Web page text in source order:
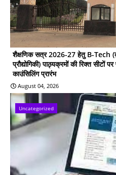
शैक्षणिक सत्र 2026-27 हेतु B-Tech
प्रौद्योगिकी) पाठ्यक्रमों की रिक्त
काउंसिलिंग प्रारंभ
August 04, 2026
Uncategorized